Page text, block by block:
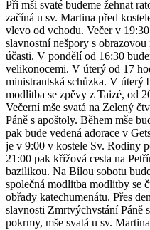
Při mši svaté budeme žehnat
začíná u sv. Martina před
vlevo od vchodu. Večer v
slavnostní nešpory s
účasti. V pondělí od 16:30
velikonocemi. V úterý od 17
ministrantská schůzka. V úterý
modlitba se zpěvy z Taizé, od
Večerní mše svatá na Zelený
Páně s apoštoly. Během mše
pak bude vedená adorace v
je v 9:00 v kostele Sv. Rodiny
21:00 pak křížová cesta na
bazilikou. Na Bílou sobotu
společná modlitba modlitby se
obřady katechumenátu. Přes
slavnosti Zmrtvýchvstání Páně
pokrmy, mše svatá u sv.